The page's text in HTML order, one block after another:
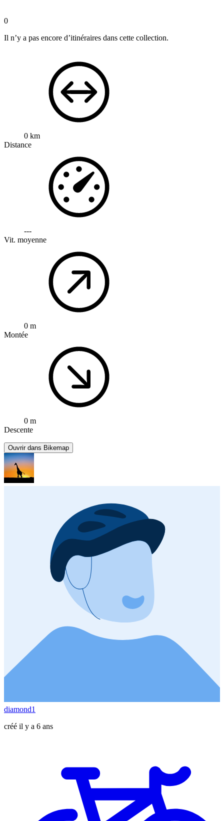
0
Il n’y a pas encore d’itinéraires dans cette collection.
0 km
Distance
---
Vit. moyenne
0 m
Montée
0 m
Descente
Ouvrir dans Bikemap
diamond1
créé il y a 6 ans